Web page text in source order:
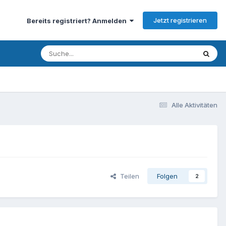
Bereits registriert? Anmelden Jetzt registrieren
Alle Aktivitäten
Teilen Folgen 2